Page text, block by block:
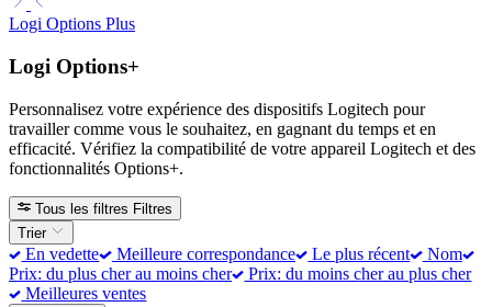
Logi Options Plus
Logi Options+
Personnalisez votre expérience des dispositifs Logitech pour
travailler comme vous le souhaitez, en gagnant du temps et en
efficacité. Vérifiez la compatibilité de votre appareil Logitech et des
fonctionnalités Options+.
Tous les filtres Filtres
Trier
En vedette Meilleure correspondance Le plus récent
Nom
Prix: du plus cher au moins cher
Prix: du moins cher au plus cher
Meilleures ventes